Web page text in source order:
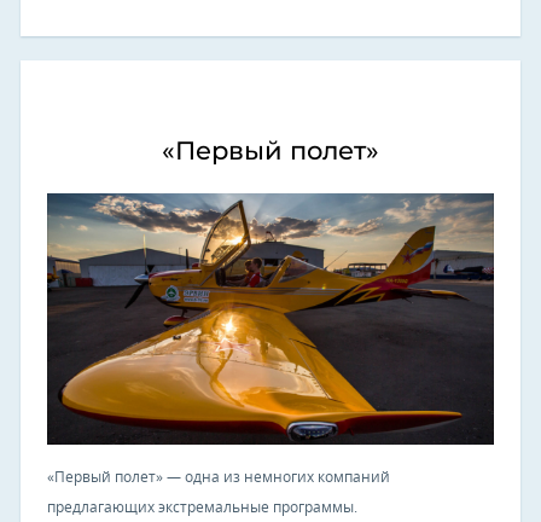
«Первый полет»
«Первый полет» — одна из немногих компаний
предлагающих экстремальные программы.